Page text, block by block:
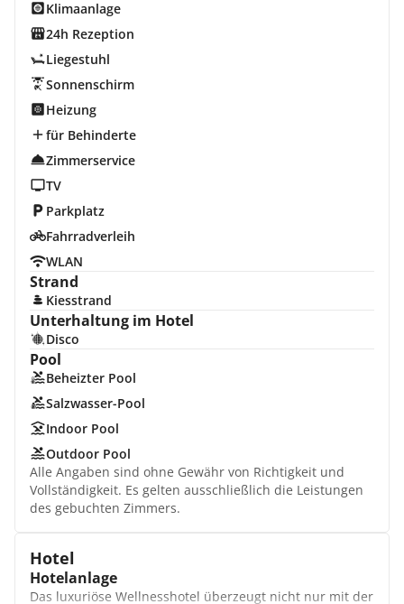
Klimaanlage
24h Rezeption
Liegestuhl
Sonnenschirm
Heizung
für Behinderte
Zimmerservice
TV
Parkplatz
Fahrradverleih
WLAN
Strand
Kiesstrand
Unterhaltung im Hotel
Disco
Pool
Beheizter Pool
Salzwasser-Pool
Indoor Pool
Outdoor Pool
Alle Angaben sind ohne Gewähr von Richtigkeit und
Vollständigkeit. Es gelten ausschließlich die Leistungen
des gebuchten Zimmers.
Hotel
Hotelanlage
Das luxuriöse Wellnesshotel überzeugt nicht nur mit der